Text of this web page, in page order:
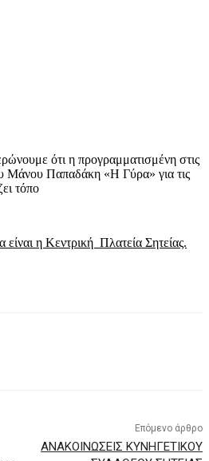
ότι η προγραμματισμένη στις
Μάνου Παπαδάκη «Η Γύρα» για τις
τόπο
η Κεντρική Πλατεία Σητείας.
Επόμενο άρθρο
ΑΝΑΚΟΙΝΩΣΕΙΣ ΚΥΝΗΓΕΤΙΚΟΥ